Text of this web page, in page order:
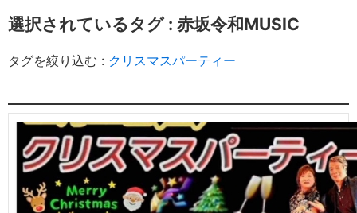
選択されているタグ : 赤坂令和MUSIC
タグを絞り込む : クリスマスパーティー